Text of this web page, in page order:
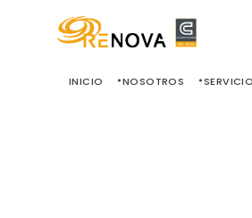
INICIO NOSOTROS